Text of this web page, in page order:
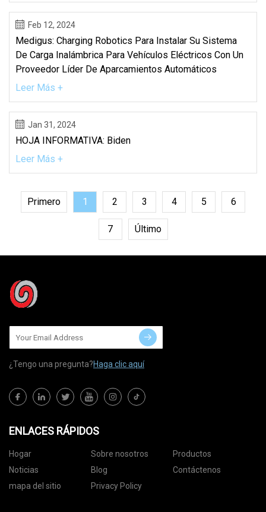
Feb 12, 2024
Medigus: Charging Robotics Para Instalar Su Sistema
De Carga Inalámbrica Para Vehículos Eléctricos Con Un
Proveedor Líder De Aparcamientos Automáticos
Leer Más +
Jan 31, 2024
HOJA INFORMATIVA: Biden
Leer Más +
Primero 1 2 3 4 5 6
7 Último
¿Tengo una pregunta?Haga clic aquí
ENLACES RÁPIDOS
Hogar Sobre nosotros
Productos
Noticias
Blog
Contáctenos
mapa del sitio
Privacy Policy